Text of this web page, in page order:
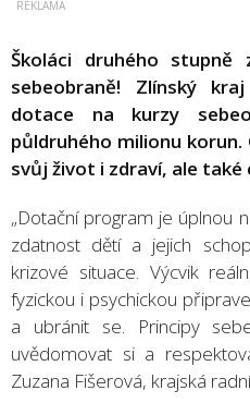
Školáci druhého stupně
sebeobraně! Zlínský
dotace na kurzy
půldruhého milionu
svůj život i zdraví, ale také
„Dotační program je úplnou
zdatnost dětí a jejich
krizové situace. Výcvik
fyzickou i psychickou
a ubránit se. Principy
uvědomovat si a
Zuzana Fišerová, krajská